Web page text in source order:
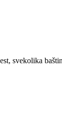
svekolika